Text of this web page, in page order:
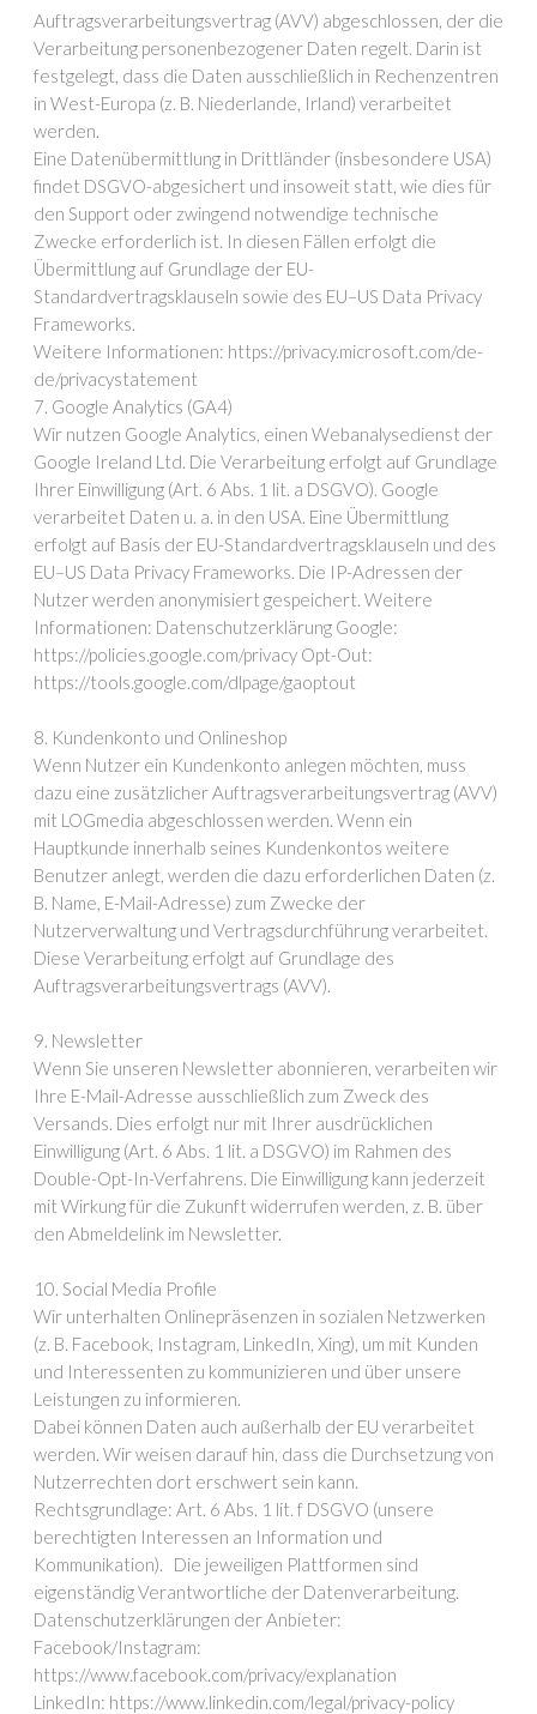
Auftragsverarbeitungsvertrag (AVV) abgeschlossen, der die
Verarbeitung personenbezogener Daten regelt. Darin ist
festgelegt, dass die Daten ausschließlich in Rechenzentren
in West-Europa (z. B. Niederlande, Irland) verarbeitet
werden.
Eine Datenübermittlung in Drittländer (insbesondere USA)
findet DSGVO-abgesichert und insoweit statt, wie dies für
den Support oder zwingend notwendige technische
Zwecke erforderlich ist. In diesen Fällen erfolgt die
Übermittlung auf Grundlage der EU-
Standardvertragsklauseln sowie des EU–US Data Privacy
Frameworks.
Weitere Informationen: https://privacy.microsoft.com/de-
de/privacystatement
7. Google Analytics (GA4)
Wir nutzen Google Analytics, einen Webanalysedienst der
Google Ireland Ltd. Die Verarbeitung erfolgt auf Grundlage
Ihrer Einwilligung (Art. 6 Abs. 1 lit. a DSGVO). Google
verarbeitet Daten u. a. in den USA. Eine Übermittlung
erfolgt auf Basis der EU-Standardvertragsklauseln und des
EU–US Data Privacy Frameworks. Die IP-Adressen der
Nutzer werden anonymisiert gespeichert. Weitere
Informationen: Datenschutzerklärung Google:
https://policies.google.com/privacy Opt-Out:
https://tools.google.com/dlpage/gaoptout
8. Kundenkonto und Onlineshop
Wenn Nutzer ein Kundenkonto anlegen möchten, muss
dazu eine zusätzlicher Auftragsverarbeitungsvertrag (AVV)
mit LOGmedia abgeschlossen werden. Wenn ein
Hauptkunde innerhalb seines Kundenkontos weitere
Benutzer anlegt, werden die dazu erforderlichen Daten (z.
B. Name, E-Mail-Adresse) zum Zwecke der
Nutzerverwaltung und Vertragsdurchführung verarbeitet.
Diese Verarbeitung erfolgt auf Grundlage des
Auftragsverarbeitungsvertrags (AVV).
9. Newsletter
Wenn Sie unseren Newsletter abonnieren, verarbeiten wir
Ihre E-Mail-Adresse ausschließlich zum Zweck des
Versands. Dies erfolgt nur mit Ihrer ausdrücklichen
Einwilligung (Art. 6 Abs. 1 lit. a DSGVO) im Rahmen des
Double-Opt-In-Verfahrens. Die Einwilligung kann jederzeit
mit Wirkung für die Zukunft widerrufen werden, z. B. über
den Abmeldelink im Newsletter.
10. Social Media Profile
Wir unterhalten Onlinepräsenzen in sozialen Netzwerken
(z. B. Facebook, Instagram, LinkedIn, Xing), um mit Kunden
und Interessenten zu kommunizieren und über unsere
Leistungen zu informieren.
Dabei können Daten auch außerhalb der EU verarbeitet
werden. Wir weisen darauf hin, dass die Durchsetzung von
Nutzerrechten dort erschwert sein kann.
Rechtsgrundlage: Art. 6 Abs. 1 lit. f DSGVO (unsere
berechtigten Interessen an Information und
Kommunikation). Die jeweiligen Plattformen sind
eigenständig Verantwortliche der Datenverarbeitung.
Datenschutzerklärungen der Anbieter:
Facebook/Instagram:
https://www.facebook.com/privacy/explanation
LinkedIn: https://www.linkedin.com/legal/privacy-policy